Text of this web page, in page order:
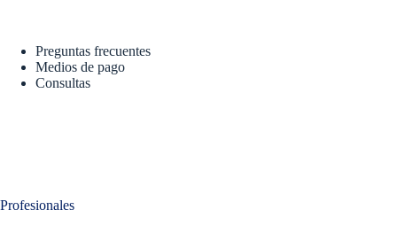
Preguntas frecuentes
Medios de pago
Consultas
Profesionales